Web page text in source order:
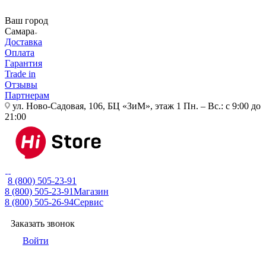
Ваш город
Самара
Доставка
Оплата
Гарантия
Trade in
Отзывы
Партнерам
ул. Ново-Садовая, 106, БЦ «ЗиМ», этаж 1 Пн. – Вс.: с 9:00 до
21:00
8 (800) 505-23-91
8 (800) 505-23-91Магазин
8 (800) 505-26-94Сервис
Заказать звонок
Войти